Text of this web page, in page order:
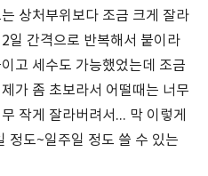
상처부위보다 조금 크게 잘라
일 간격으로 반복해서 붙이라
고 세수도 가능했었는데 조금
가 좀 초보라서 어떨때는 너무
작게 잘라버려서... 막 이렇게
정도~일주일 정도 쓸 수 있는